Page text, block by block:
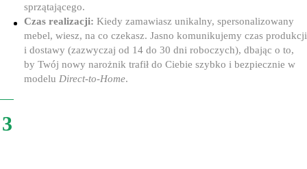
sprzątającego.
Czas realizacji: Kiedy zamawiasz unikalny, spersonalizowany
mebel, wiesz, na co czekasz. Jasno komunikujemy czas produkcji
i dostawy (zazwyczaj od 14 do 30 dni roboczych), dbając o to,
by Twój nowy narożnik trafił do Ciebie szybko i bezpiecznie w
modelu Direct-to-Home.
3